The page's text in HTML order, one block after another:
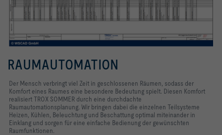
RAUMAUTOMATION
Der Mensch verbringt viel Zeit in geschlossenen Räumen, sodass der
Komfort eines Raumes eine besondere Bedeutung spielt. Diesen Komfort
realisiert TROX SOMMER durch eine durchdachte
Raumautomationsplanung. Wir bringen dabei die einzelnen Teilsysteme
Heizen, Kühlen, Beleuchtung und Beschattung optimal miteinander in
Einklang und sorgen für eine einfache Bedienung der gewünschten
Raumfunktionen.